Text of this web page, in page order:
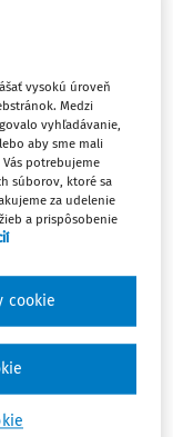
len
oblasti je
10 dní
aj k
vysokú úroveň
Medzi
vyhľadávanie,
aby sme mali
potrebujeme
súborov, ktoré sa
za udelenie
a prispôsobenie
cookie